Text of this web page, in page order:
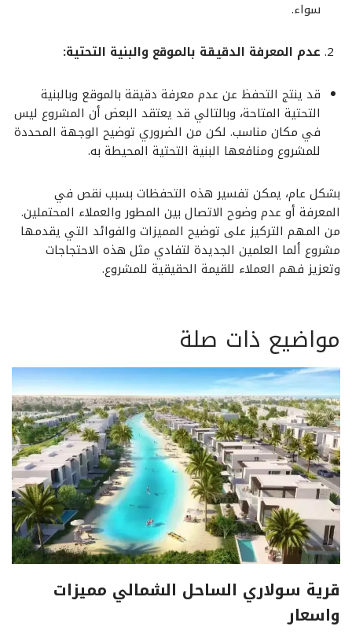
سواء.
عدم المعرفة الدقيقة بالموقع والبنية التحتية:
قد ينتج التحفظ عن عدم معرفة دقيقة بالموقع وبالبنية
التحتية المتاحة، وبالتالي قد يعتقد البعض أن المشروع ليس
في مكان مناسب. لكن من الضروري توضيح الوجهة المحددة
للمشروع ومنافعها البنية التحتية المحيطة به.
بشكل عام، يمكن تفسير هذه التحفظات بسبب نقص في
المعرفة أو عدم وضوح الاتصال بين المطور والعملاء المحتملين.
من المهم التركيز على توضيح المميزات والفوائد التي يقدمها
مشروع ألما العلمين الجديدة لتفادي مثل هذه الاحتجاجات
وتعزيز فهم العملاء للقيمة الحقيقية للمشروع.
مواضيع ذات صلة
قرية سولاري الساحل الشمالي مميزات
واسعار